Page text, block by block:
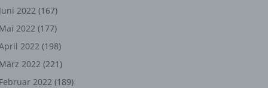
Juni 2022 (167)
Mai 2022 (177)
2022 (198)
März 2022 (221)
Februar 2022 (189)
oder